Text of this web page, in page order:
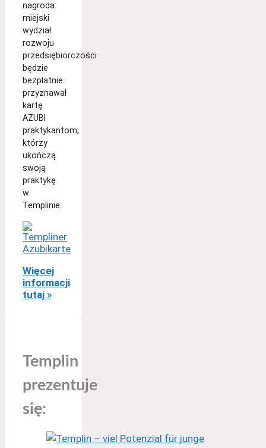
nagroda:
miejski
wydział
rozwoju
przedsiębiorczości
będzie
bezpłatnie
przyznawał
kartę
AZUBI
praktykantom,
którzy
ukończą
swoją
praktykę
w
Templinie.
Więcej
informacji
tutaj »
Templin
prezentuje
się: